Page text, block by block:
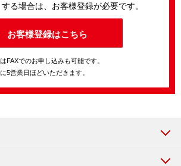
る場合は、お客様登録が必要です。
お客様登録はこちら
FAXでのお申し込みも可能です。
5営業日ほどいただきます。